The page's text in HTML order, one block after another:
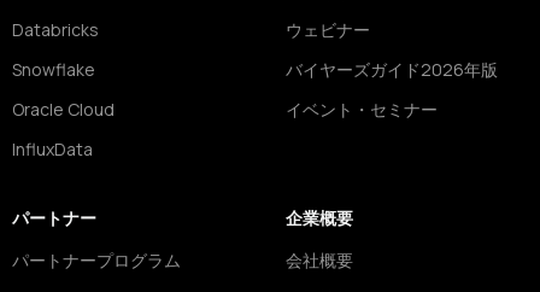
Databricks
Snowflake
Oracle Cloud
InfluxData
ウェビナー
バイヤーズガイド2026年版
イベント・セミナー
パートナー
パートナープログラム
企業概要
会社概要